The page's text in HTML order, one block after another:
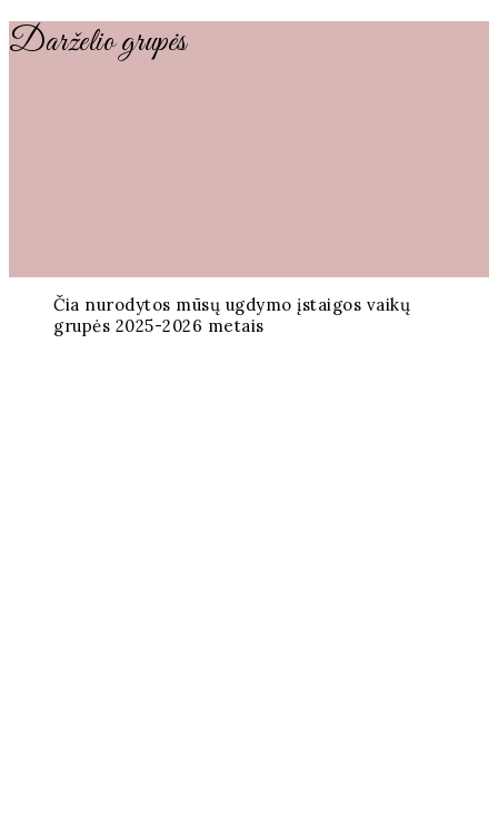
Darželio grupės
Čia nurodytos mūsų ugdymo įstaigos vaikų
grupės 2025-2026 metais